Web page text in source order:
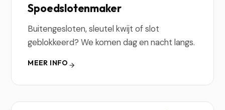
Spoedslotenmaker
Buitengesloten, sleutel kwijt of slot
geblokkeerd? We komen dag en nacht langs.
MEER INFO